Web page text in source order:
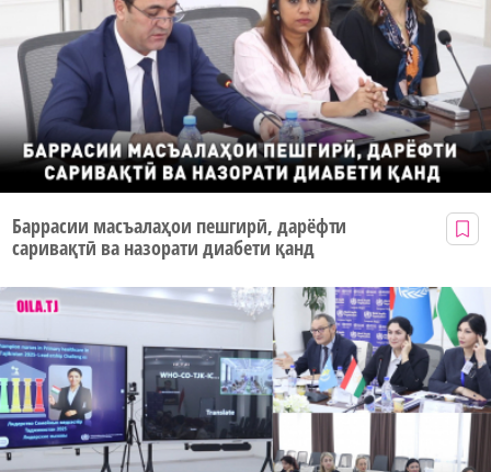
Баррасии масъалаҳои пешгирӣ, дарёфти
саривақтӣ ва назорати диабети қанд